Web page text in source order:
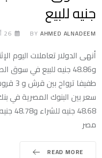
جنيه للبيع
BY AHMED ALNADEEM 26 أغسطس، 2024
و48.86 جنيه للبيع في
سعر بين البنوك المصرية
مصر
READ MORE